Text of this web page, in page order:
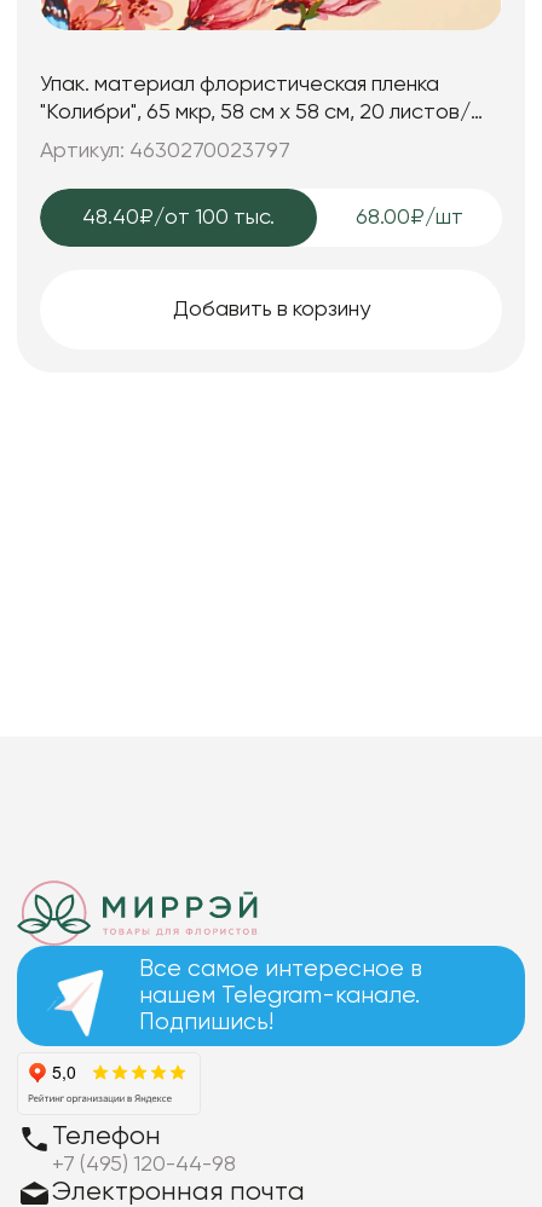
Упак. материал флористическая пленка
"Колибри", 65 мкр, 58 см х 58 cм, 20 листов/
упак., шампань
Артикул: 4630270023797
48.40₽/от 100 тыс. 68.00₽/шт
Добавить в корзину
Все самое интересное в
нашем Telegram-канале.
Подпишись!
Телефон
+7 (495) 120-44-98
Электронная почта